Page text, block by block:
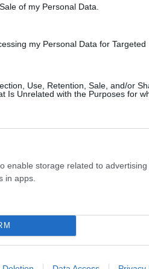
of my Personal Data.
my Personal Data for Targeted
Use, Retention, Sale, and/or
Is Unrelated with the Purposes for
enable storage related to
in apps.
μεταξύ των δύο